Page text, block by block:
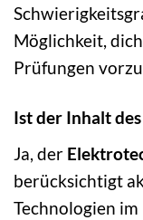
Möglichkeit,
Prüfungen
Ist der Inhalt
Ja, der
berücksichtigt
Technologien